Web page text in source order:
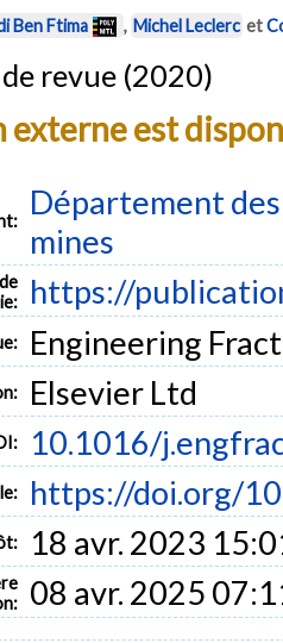
Ben Ftima , Michel Leclerc et
revue (2020)
externe est
Département
mines
https://
Engineering
Elsevier Ltd
10.1016/
https://doi.org/
18 avr. 2023
08 avr. 2025